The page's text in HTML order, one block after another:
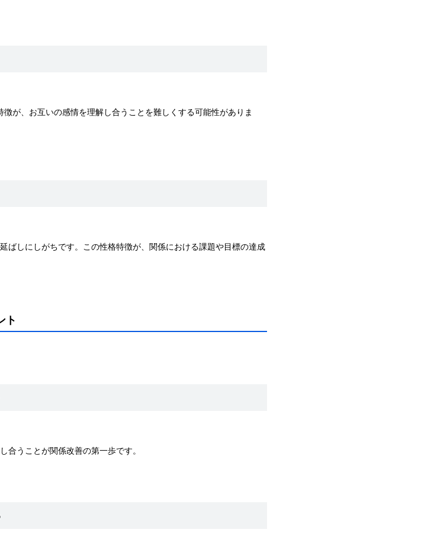
が、お互いの感情を理解し合うことを難しくする可能性がありま
ばしにしがちです。この性格特徴が、関係における課題や目標の達成
ト
合うことが関係改善の第一歩です。